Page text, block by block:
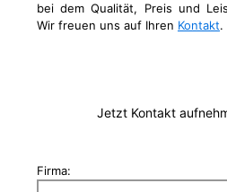
bei dem Qualität, Preis und
Wir freuen uns auf Ihren Kontakt.
Jetzt Kontakt
Firma: